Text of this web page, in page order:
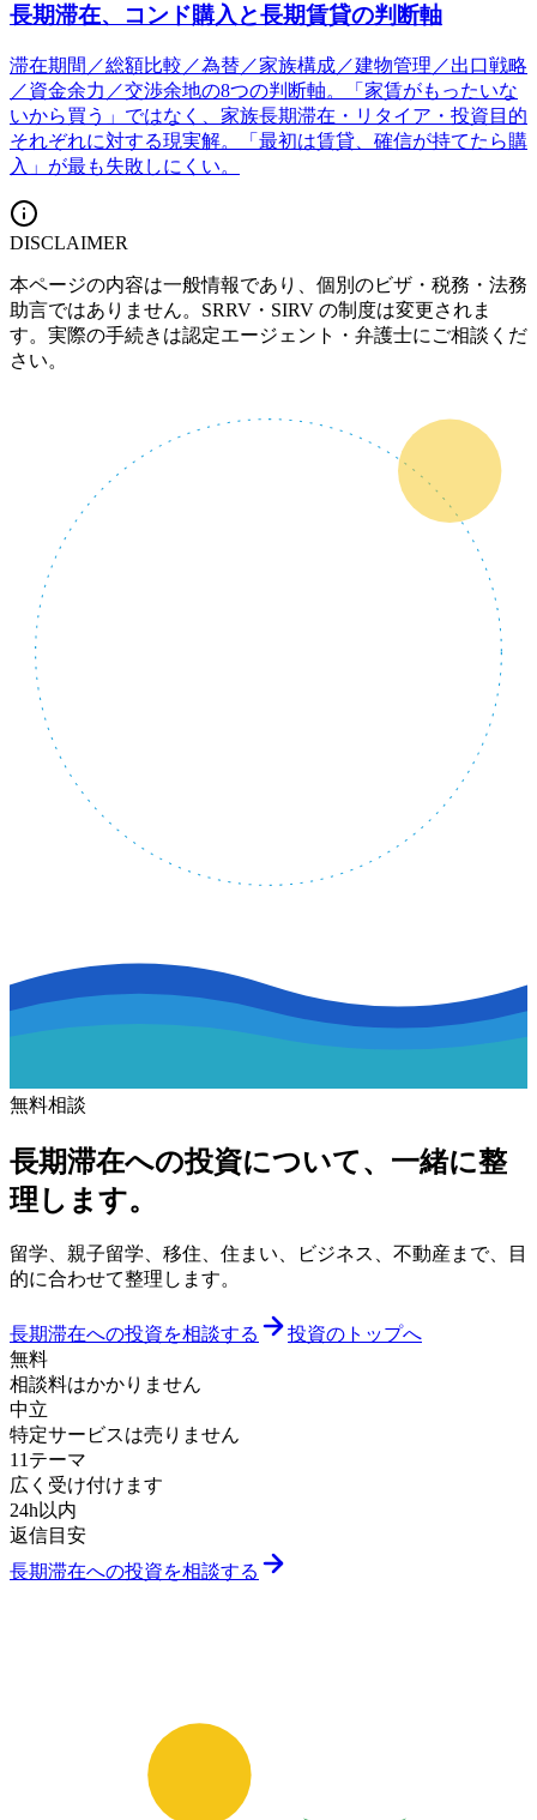
長期滞在、コンド購入と長期賃貸の判断軸
滞在期間／総額比較／為替／家族構成／建物管理／出口戦略
／資金余力／交渉余地の8つの判断軸。「家賃がもったいな
いから買う」ではなく、家族長期滞在・リタイア・投資目的
それぞれに対する現実解。「最初は賃貸、確信が持てたら購
入」が最も失敗しにくい。
DISCLAIMER
本ページの内容は一般情報であり、個別のビザ・税務・法務
助言ではありません。SRRV・SIRV の制度は変更されま
す。実際の手続きは認定エージェント・弁護士にご相談くだ
さい。
無料相談
長期滞在への投資について、一緒に整
理します。
留学、親子留学、移住、住まい、ビジネス、不動産まで、目
的に合わせて整理します。
長期滞在への投資を相談する
投資のトップへ
無料
相談料はかかりません
中立
特定サービスは売りません
11テーマ
広く受け付けます
24h以内
返信目安
長期滞在への投資を相談する